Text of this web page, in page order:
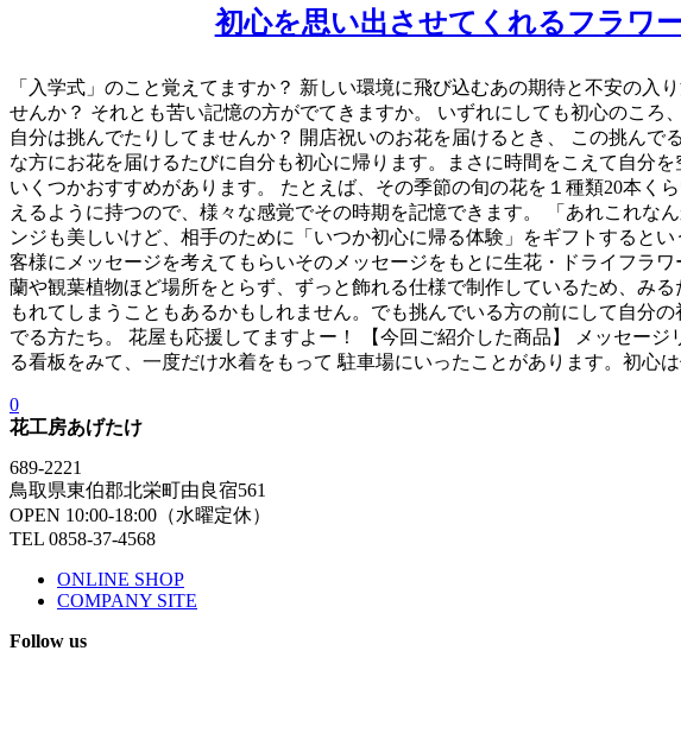
初心を思い出させてくれるフラワ
「入学式」のこと覚えてますか？ 新しい環境に飛び込むあの期待と不安の
せんか？ それとも苦い記憶の方がでてきますか。 いずれにしても初心のこ
自分は挑んでたりしてませんか？ 開店祝いのお花を届けるとき、 この挑ん
な方にお花を届けるたびに自分も初心に帰ります。まさに時間をこえて自分
いくつかおすすめがあります。 たとえば、その季節の旬の花を１種類20本
えるように持つので、様々な感覚でその時期を記憶できます。 「あれこれ
ンジも美しいけど、相手のために「いつか初心に帰る体験」をギフトすると
客様にメッセージを考えてもらいそのメッセージをもとに生花・ドライフラ
蘭や観葉植物ほど場所をとらず、ずっと飾れる仕様で制作しているため、み
もれてしまうこともあるかもしれません。でも挑んでいる方の前にして自分
でる方たち。 花屋も応援してますよー！ 【今回ご紹介した商品】 メッセー
る看板をみて、一度だけ水着をもって 駐車場にいったことがあります。初心は
0
花工房あげたけ
689-2221
鳥取県東伯郡北栄町由良宿561
OPEN 10:00-18:00（水曜定休）
TEL 0858-37-4568
ONLINE SHOP
COMPANY SITE
Follow us